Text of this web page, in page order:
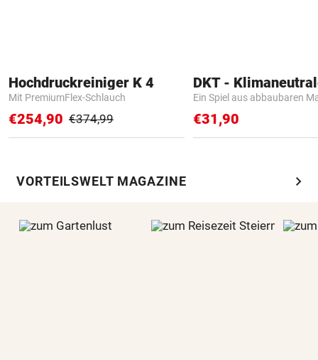
Hochdruckreiniger K 4
Mit PremiumFlex-Schlauch
€254,90 €374,99
Ein Spiel aus abbaubaren
€31,90
VORTEILSWELT MAGAZINE chevron_right